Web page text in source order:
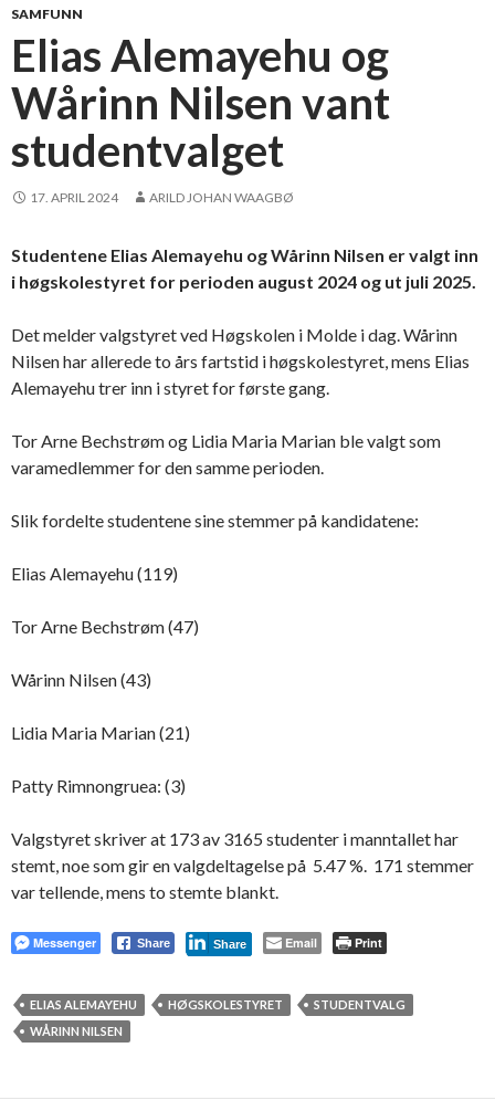
SAMFUNN
Elias Alemayehu og
Wårinn Nilsen vant
studentvalget
17. APRIL 2024 ARILD JOHAN WAAGBØ
Studentene Elias Alemayehu og Wårinn Nilsen er valgt inn
i høgskolestyret for perioden august 2024 og ut juli 2025.
Det melder valgstyret ved Høgskolen i Molde i dag. Wårinn
Nilsen har allerede to års fartstid i høgskolestyret, mens Elias
Alemayehu trer inn i styret for første gang.
Tor Arne Bechstrøm og Lidia Maria Marian ble valgt som
varamedlemmer for den samme perioden.
Slik fordelte studentene sine stemmer på kandidatene:
Elias Alemayehu (119)
Tor Arne Bechstrøm (47)
Wårinn Nilsen (43)
Lidia Maria Marian (21)
Patty Rimnongruea: (3)
Valgstyret skriver at 173 av 3165 studenter i manntallet har
stemt, noe som gir en valgdeltagelse på 5.47 %. 171 stemmer
var tellende, mens to stemte blankt.
Messenger Share Share Email Print
ELIAS ALEMAYEHU HØGSKOLESTYRET
STUDENTVALG
WÅRINN NILSEN